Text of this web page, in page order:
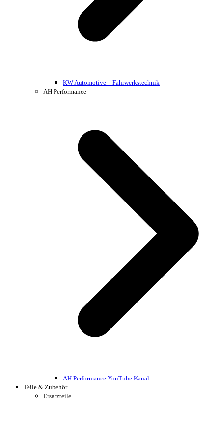
KW Automotive – Fahrwerkstechnik
AH Performance
AH Performance YouTube Kanal
Teile & Zubehör
Ersatzteile